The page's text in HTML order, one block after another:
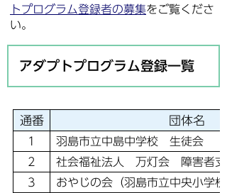
トプログラム登録者の募集をご覧くださ
い。
アダプトプログラム登録一覧
通番 団体名
1
羽島市立中島中学校 生徒会
2
社会福祉法人 万灯会 障害者支
3
おやじの会（羽島市立中央小学校